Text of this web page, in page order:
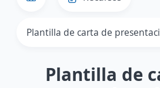
Plantilla de